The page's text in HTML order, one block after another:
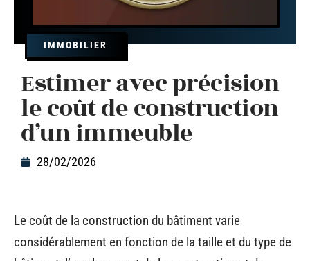
IMMOBILIER
Estimer avec précision
le coût de construction
d’un immeuble
28/02/2026
Le coût de la construction du bâtiment varie
considérablement en fonction de la taille et du type de